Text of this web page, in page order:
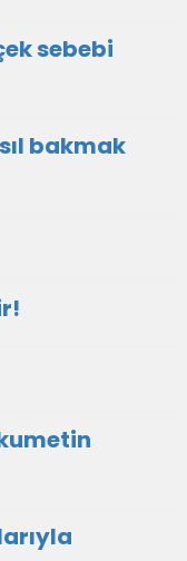
sebebi
bakmak